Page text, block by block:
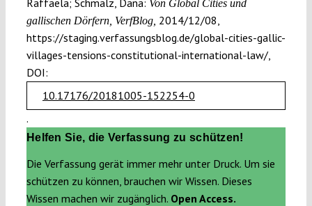
Von Global Cities und
gallischen Dörfern, VerfBlog, 2014/12/08,
https://staging.verfassungsblog.de/global-cities-gallic-
villages-tensions-constitutional-international-law/,
DOI:
10.17176/20181005-152254-0
.
Helfen Sie, die Verfassung zu schützen!
Die Verfassung gerät immer mehr unter Druck. Um sie
schützen zu können, brauchen wir Wissen. Dieses
Wissen machen wir zugänglich. Open Access.